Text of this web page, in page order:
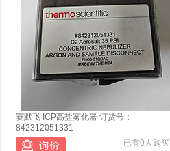
赛默飞 ICP高盐雾化器 订货号：
842312051331
已有0人购买